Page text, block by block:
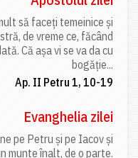
să faceți temeinice și
de vreme ce, făcând
Că așa vi se va da cu
bogăție...
Ap. II Petru 1, 10-19
Evanghelia zilei
pe Petru și pe Iacov și
munte înalt, de o parte.